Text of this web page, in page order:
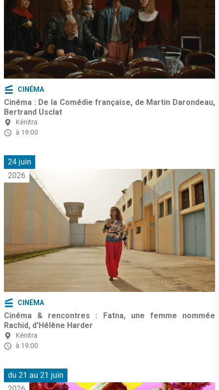
CINÉMA
Cinéma : De la Comédie française, de Martin Darondeau,
Bertrand Usclat
Kénitra
à 19:00
24 juin
2026
CINÉMA
Cinéma & rencontres : Fatna, une femme nommée
Rachid, d'Hélène Harder
Kénitra
à 19:00
du 21 au 21 juin